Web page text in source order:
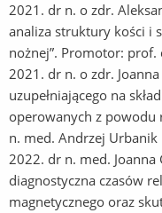
2021. dr n. o zdr.
analiza struktury kości i
nożnej”. Promotor:
2021. dr n. o zdr. Joanna
uzupełniającego na
operowanych z powodu
n. med. Andrzej Urbanik
2022. dr n. med. Joanna
diagnostyczna czasów
magnetycznego oraz